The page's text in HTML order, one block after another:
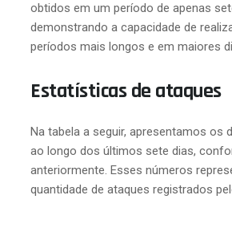
obtidos em um período de apenas
demonstrando a capacidade de
períodos mais longos e em maiores
Estatísticas de ataques
Na tabela a seguir, apresentamos os
ao longo dos últimos sete dias,
anteriormente. Esses números
quantidade de ataques registrados